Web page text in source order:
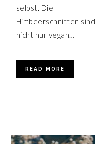
selbst. Die
Himbeerschnitten sind
nicht nur vegan…
READ MORE